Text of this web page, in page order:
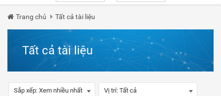
Trang chủ Tất cả tài liệu
Tất cả tài liệu
Sắp xếp: Xem nhiều nhất Vị trí: Tất cả